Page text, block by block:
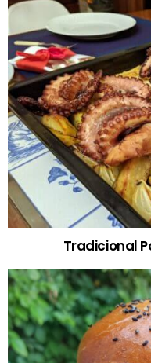
Tradicional